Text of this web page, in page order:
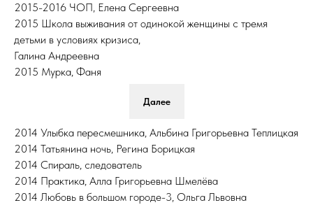
2015-2016 ЧОП, Елена Сергеевна
2015 Школа выживания от одинокой женщины с тремя
детьми в условиях кризиса,
Галина Андреевна
2015 Мурка, Фаня
Далее
2014 Улыбка пересмешника, Альбина Григорьевна Теплицкая
2014 Татьянина ночь, Регина Борицкая
2014 Спираль, следователь
2014 Практика, Алла Григорьевна Шмелёва
2014 Любовь в большом городе-3, Ольга Львовна